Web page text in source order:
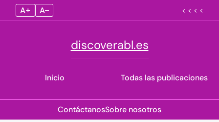
A+ A– < < < <
Inicio
discoverabl.es
Todas las publicaciones
ContáctanosSobre nosotros